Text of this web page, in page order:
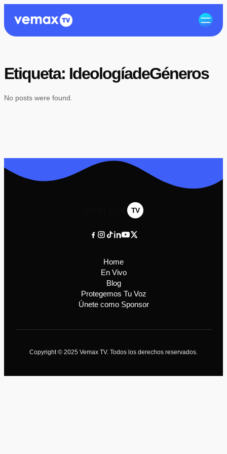
Etiqueta: IdeologíadeGéneros
No posts were found.
TV
Home
En Vivo
Blog
Protegemos Tu Voz
Únete como Sponsor
Copyright © 2025 Vemax TV. Todos los derechos reservados.